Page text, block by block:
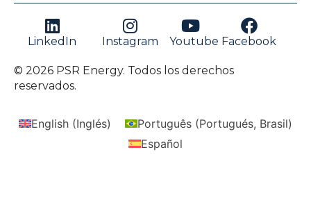
LinkedIn Instagram Youtube Facebook
© 2026 PSR Energy. Todos los derechos
reservados.
English (Inglés) Português (Portugués, Brasil)
Español